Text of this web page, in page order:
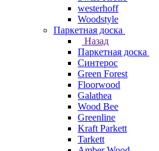
westerhoff
Woodstyle
Паркетная доска
Назад
Паркетная доска
Синтерос
Green Forest
Floorwood
Galathea
Wood Bee
Greenline
Kraft Parkett
Tarkett